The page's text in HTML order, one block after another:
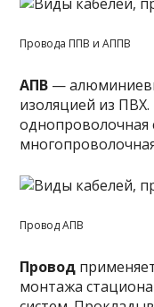
Провода ППВ и АППВ
АПВ —
изоляцией из
однопроволочная
Провод АПВ
Провод
монтажа